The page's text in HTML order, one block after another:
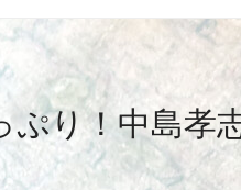
り！中島孝